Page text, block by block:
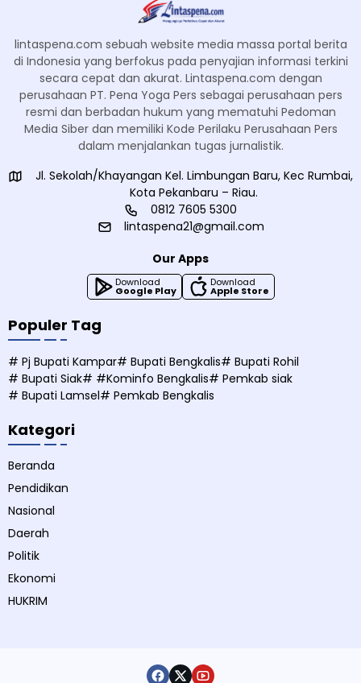
lintaspena.com sebuah website media massa portal berita
di Indonesia yang berfokus pada penyajian informasi terkini
secara cepat dan akurat. Lintaspena.com dengan
perusahaan PT. Pena Yoga Pers sebagai perusahaan pers
resmi dan berbadan hukum yang mematuhi Pedoman
Media Siber dan memiliki Kode Perilaku Perusahaan Pers
dalam menjalankan tugas jurnalistik.
Jl. Sekolah/Khayangan Kel. Limbungan Baru, Kec Rumbai,
Kota Pekanbaru – Riau.
0812 7605 5300
lintaspena21@gmail.com
Our Apps
Download
Google Play
Download
Apple Store
Populer Tag
# Pj Bupati Kampar# Bupati Bengkalis# Bupati Rohil
# Bupati Siak# #Kominfo Bengkalis# Pemkab siak
# Bupati Lamsel# Pemkab Bengkalis
Kategori
Beranda
Pendidikan
Nasional
Daerah
Politik
Ekonomi
HUKRIM